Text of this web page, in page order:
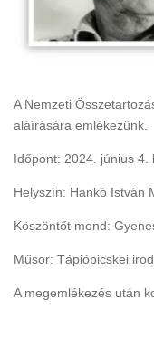
A Nemzeti
aláírására emlékezünk.
Időpont: 2024. június 4.
Helyszín: Hankó István
Köszöntőt mond:
Műsor: Tápióbicskei
A megemlékezés után